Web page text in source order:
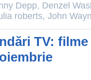
Depp, Denzel
roberts, John
TV: